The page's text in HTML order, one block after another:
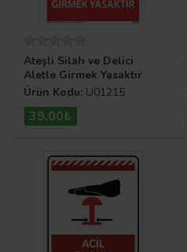
Ateşli Silah ve Delici
Aletle Girmek Yasaktır
Ürün Kodu: U01215
39,00₺